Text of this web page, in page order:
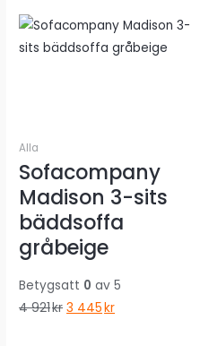
Alla
Sofacompany
Madison 3-sits
bäddsoffa
gråbeige
Betygsatt 0 av 5
4 921kr Det
3 445krDet